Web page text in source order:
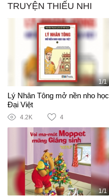
TRUYỆN THIẾU NHI
1/1
Lý Nhân Tông mở nền nho học
Đại Việt
4.2K 4
1/1